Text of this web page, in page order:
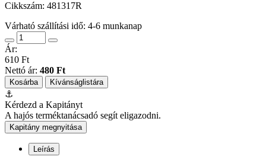
Cikkszám: 481317R
Várható szállítási idő: 4-6 munkanap
Ár:
610 Ft
Nettó ár: 480 Ft
Kosárba Kívánságlistára
⚓
Kérdezd a Kapitányt
A hajós terméktanácsadó segít eligazodni.
Kapitány megnyitása
Leírás